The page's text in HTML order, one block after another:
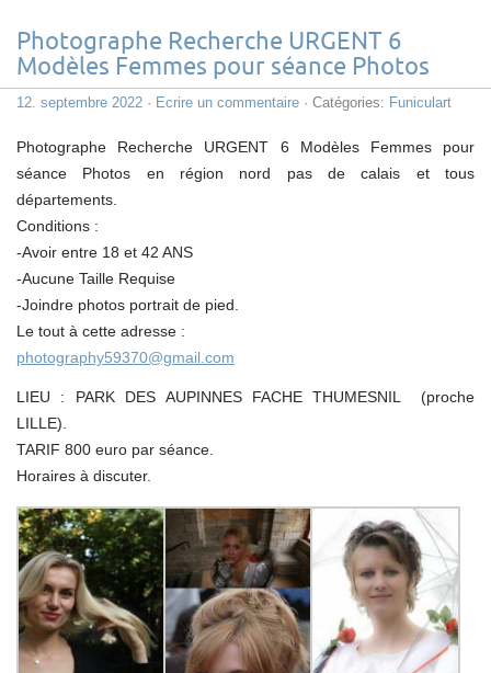
Photographe Recherche URGENT 6
Modèles Femmes pour séance Photos
12. septembre 2022 · Ecrire un commentaire · Catégories: Funiculart
Photographe Recherche URGENT 6 Modèles Femmes pour
séance Photos en région nord pas de calais et tous
départements.
Conditions :
-Avoir entre 18 et 42 ANS
-Aucune Taille Requise
-Joindre photos portrait de pied.
Le tout à cette adresse :
photography59370@gmail.com
LIEU : PARK DES AUPINNES FACHE THUMESNIL (proche
LILLE).
TARIF 800 euro par séance.
Horaires à discuter.